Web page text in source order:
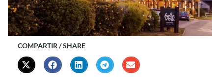
COMPARTIR / SHARE